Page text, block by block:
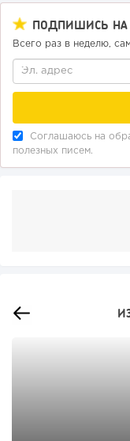
ПОДПИШИСЬ НА
Всего раз в неделю,
Соглашаюсь на
полезных писем.